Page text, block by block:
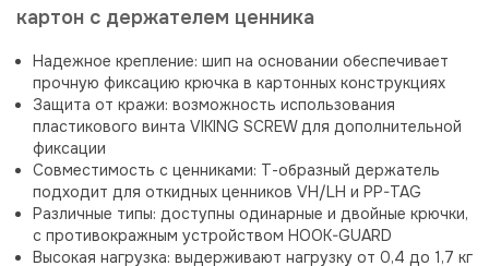
картон с держателем ценника
Надежное крепление: шип на основании обеспечивает
прочную фиксацию крючка в картонных конструкциях
Защита от кражи: возможность использования
пластикового винта VIKING SCREW для дополнительной
фиксации
Совместимость с ценниками: Т-образный держатель
подходит для откидных ценников VH/LH и PP-TAG
Различные типы: доступны одинарные и двойные крючки,
с противокражным устройством HOOK-GUARD
Высокая нагрузка: выдерживают нагрузку от 0,4 до 1,7 кг